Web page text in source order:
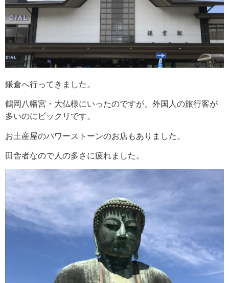
鎌倉へ行ってきました。
鶴岡八幡宮・大仏様にいったのですが、外国人の旅行客が
多いのにビックリです。
お土産屋のパワーストーンのお店もありました。
田舎者なので人の多さに疲れました。